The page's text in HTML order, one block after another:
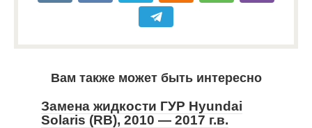
Вам также может быть интересно
Замена жидкости ГУР Hyundai
Solaris (RB), 2010 — 2017 г.в.